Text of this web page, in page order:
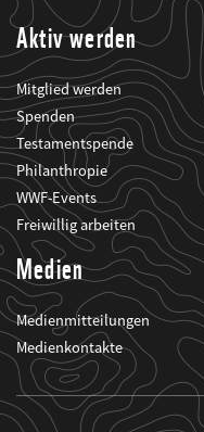
Aktiv werden
Mitglied werden
Spenden
Testamentspende
Philanthropie
WWF-Events
Freiwillig arbeiten
Medien
Medienmitteilungen
Medienkontakte